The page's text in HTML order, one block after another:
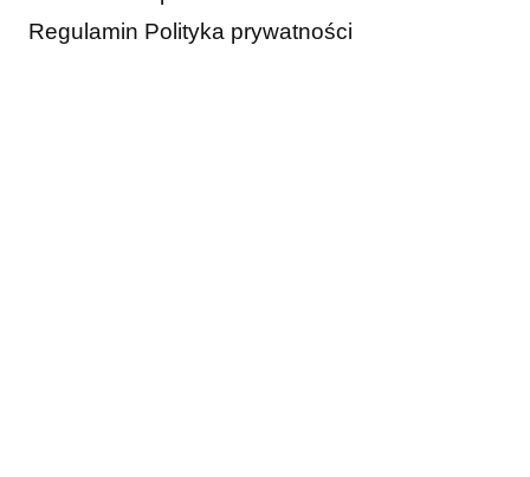
Regulamin Polityka prywatności